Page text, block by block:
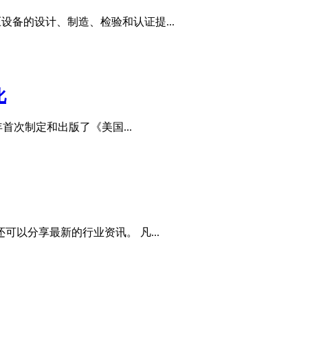
备的设计、制造、检验和认证提...
次制定和出版了《美国...
可以分享最新的行业资讯。 凡...